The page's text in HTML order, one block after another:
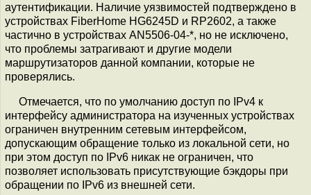
аутентификации. Наличие уязвимостей подтверждено в
устройствах FiberHome HG6245D и RP2602, а также
частично в устройствах AN5506-04-*, но не исключено,
что проблемы затрагивают и другие модели
маршрутизаторов данной компании, которые не
проверялись.
Отмечается, что по умолчанию доступ по IPv4 к
интерфейсу администратора на изученных устройствах
ограничен внутренним сетевым интерфейсом,
допускающим обращение только из локальной сети, но
при этом доступ по IPv6 никак не ограничен, что
позволяет использовать присутствующие бэкдоры при
обращении по IPv6 из внешней сети.